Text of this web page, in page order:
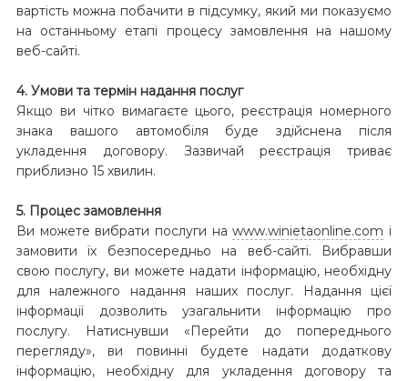
вартість можна побачити в підсумку, який ми показуємо
на останньому етапі процесу замовлення на нашому
веб-сайті.
4. Умови та термін надання послуг
Якщо ви чітко вимагаєте цього, реєстрація номерного
знака вашого автомобіля буде здійснена після
укладення договору. Зазвичай реєстрація триває
приблизно 15 хвилин.
5. Процес замовлення
Ви можете вибрати послуги наwww.winietaonline.com і
замовити їх безпосередньо на веб-сайті. Вибравши
свою послугу, ви можете надати інформацію, необхідну
для належного надання наших послуг. Надання цієї
інформації дозволить узагальнити інформацію про
послугу. Натиснувши «Перейти до попереднього
перегляду», ви повинні будете надати додаткову
інформацію, необхідну для укладення договору та